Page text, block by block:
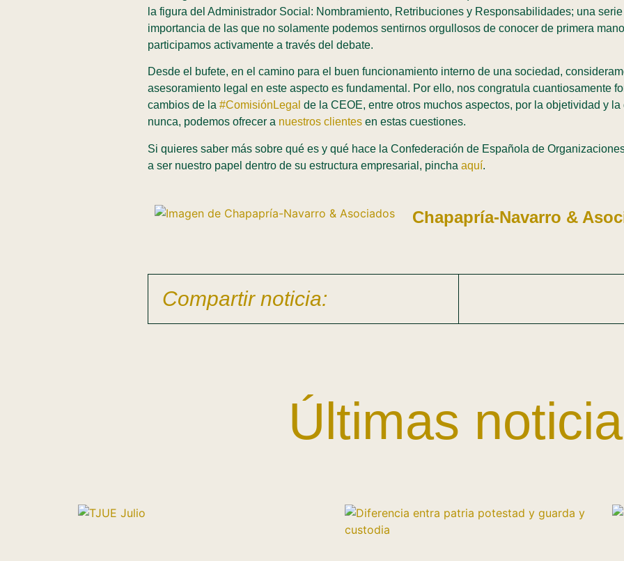
la figura del Administrador Social: Nombramiento, Retribuciones y Responsabilidades; una
importancia de las que no solamente podemos sentirnos orgullosos de conocer de primera
participamos activamente a través del debate.
Desde el bufete, en el camino para el buen funcionamiento interno de una sociedad,
asesoramiento legal en este aspecto es fundamental. Por ello, nos congratula cuantiosamente
cambios de la #ComisiónLegal de la CEOE, entre otros muchos aspectos, por la objetividad y
nunca, podemos ofrecer a nuestros clientes en estas cuestiones.
Si quieres saber más sobre qué es y qué hace la Confederación de Española de
a ser nuestro papel dentro de su estructura empresarial, pincha aquí.
Chapapría-Navarro &
Compartir noticia:
Últimas